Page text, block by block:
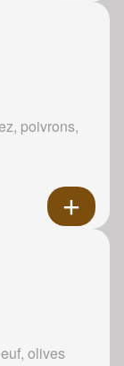
poivrons,
olives